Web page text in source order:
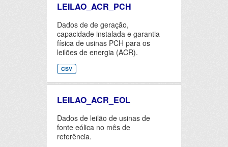
LEILAO_ACR_PCH
Dados de de geração,
capacidade instalada e garantia
física de usinas PCH para os
leilões de energia (ACR).
CSV
LEILAO_ACR_EOL
Dados de leilão de usinas de
fonte eólica no mês de
referência.